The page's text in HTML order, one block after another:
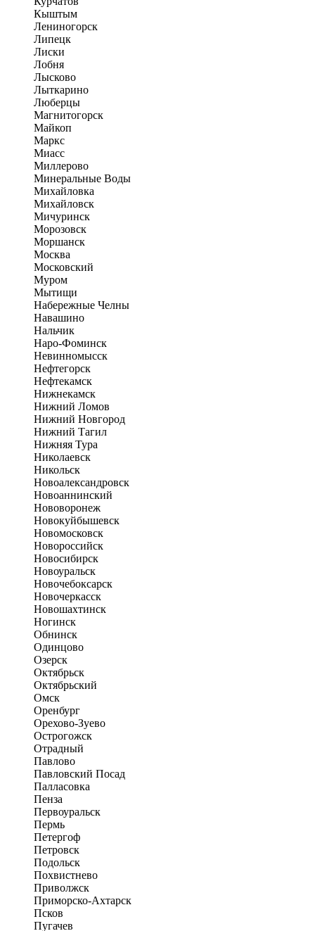
Кыштым
Лениногорск
Липецк
Лиски
Лобня
Лысково
Лыткарино
Люберцы
Магнитогорск
Майкоп
Маркс
Миасс
Миллерово
Минеральные Воды
Михайловка
Михайловск
Мичуринск
Морозовск
Моршанск
Москва
Московский
Муром
Мытищи
Набережные Челны
Навашино
Нальчик
Наро-Фоминск
Невинномысск
Нефтегорск
Нефтекамск
Нижнекамск
Нижний Ломов
Нижний Новгород
Нижний Тагил
Нижняя Тура
Николаевск
Никольск
Новоалександровск
Новоаннинский
Нововоронеж
Новокуйбышевск
Новомосковск
Новороссийск
Новосибирск
Новоуральск
Новочебоксарск
Новочеркасск
Новошахтинск
Ногинск
Обнинск
Одинцово
Озерск
Октябрьск
Октябрьский
Омск
Оренбург
Орехово-Зуево
Острогожск
Отрадный
Павлово
Павловский Посад
Палласовка
Пенза
Первоуральск
Пермь
Петергоф
Петровск
Подольск
Похвистнево
Приволжск
Приморско-Ахтарск
Псков
Пугачев